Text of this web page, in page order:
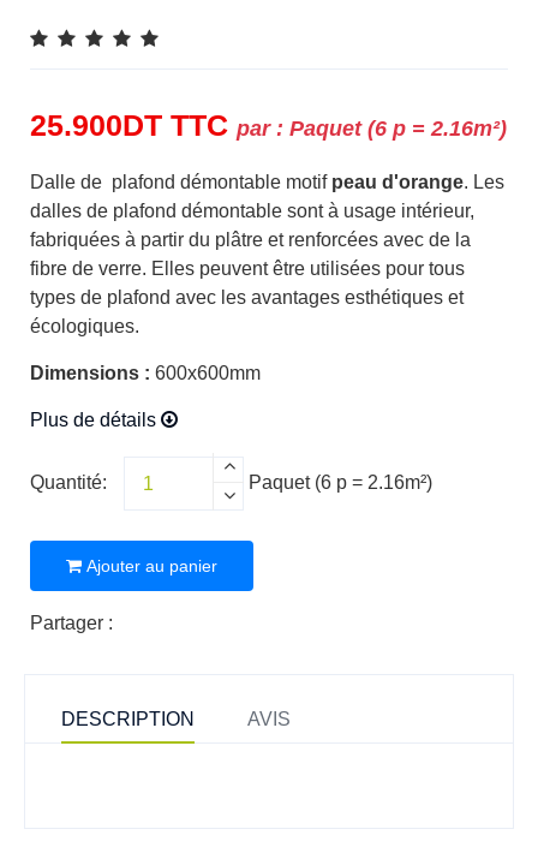
25.900DT TTC par : Paquet (6 p = 2.16m²)
Dalle de plafond démontable motif peau d'orange. Les
dalles de plafond démontable sont à usage intérieur,
fabriquées à partir du plâtre et renforcées avec de la
fibre de verre. Elles peuvent être utilisées pour tous
types de plafond avec les avantages esthétiques et
écologiques.
Dimensions : 600x600mm
Plus de détails
Quantité: Paquet (6 p = 2.16m²)
Ajouter au panier
Partager :
DESCRIPTION AVIS